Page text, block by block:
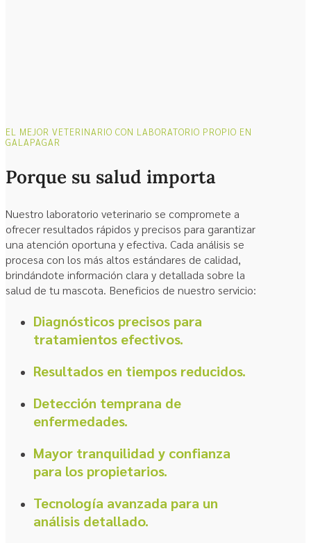
EL MEJOR VETERINARIO CON LABORATORIO PROPIO EN
GALAPAGAR
Porque su salud importa
Nuestro laboratorio veterinario se compromete a
ofrecer resultados rápidos y precisos para garantizar
una atención oportuna y efectiva. Cada análisis se
procesa con los más altos estándares de calidad,
brindándote información clara y detallada sobre la
salud de tu mascota. Beneficios de nuestro servicio:
Diagnósticos precisos para
tratamientos efectivos.
Resultados en tiempos reducidos.
Detección temprana de
enfermedades.
Mayor tranquilidad y confianza
para los propietarios.
Tecnología avanzada para un
análisis detallado.